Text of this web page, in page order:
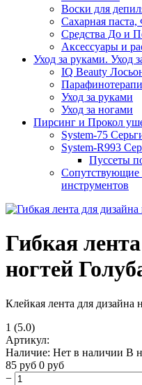
Воски для
Сахарная
Средства До и
Аксессуары и
Уход за руками. Уход
IQ Beauty
Уход за руками
Уход за ногами
Пирсинг и Прокол
System-75
System-R993
Пуссеты
инструментов
Гибкая
ногтей
Клейкая лента для дизайна
1 (5.0)
Артикул:
Наличие: Нет в наличии В
85 руб 0 руб
−